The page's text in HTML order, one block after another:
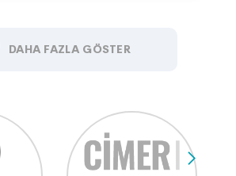
DAHA FAZLA GÖSTER